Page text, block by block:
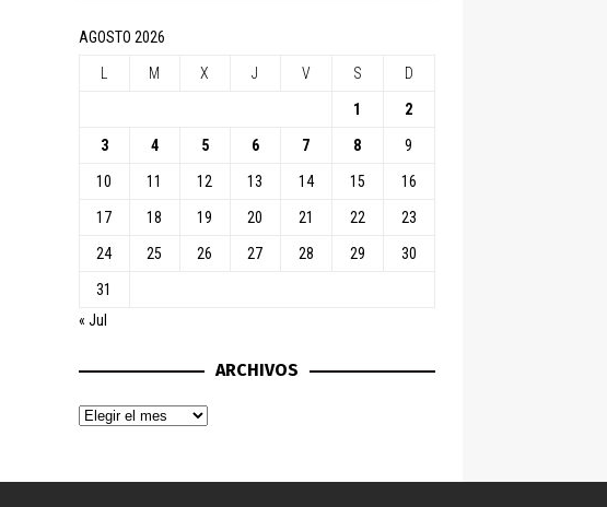
AGOSTO 2026
M X J V S D
1 2
3 4 5 6 7 8 9
10 11 12 13 14 15 16
17 18 19 20 21 22 23
24 25 26 27 28 29 30
31
« Jul
ARCHIVOS